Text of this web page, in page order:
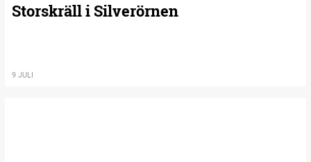
Storskräll i Silverörnen
9 JULI